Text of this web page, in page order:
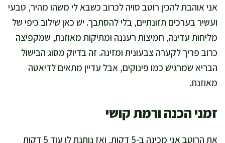
אני אוהבת להכין רוטב סויה לכרוב כשבא לי משהו מהיר, טבעי
ועשיר בערכים תזונתיים, בלי להסתבך. יש כאן שילוב כיפי של
מליחות עדינה, חמיצות רעננה ומתיקות מאוזנת, שמקפיצה
כרוב פריך לקערה צבעונית ומזינה. זה בדיוק מסוג הבישול
הבריא שמרגיש כמו פינוקים, אבל עדיין מתאים לדיאטה
מאוזנת.
זמני הכנה ורמת קושי
את הרוטב אני מכינה ב-5 דקות, ואז נותנת לו עוד 5 דקות